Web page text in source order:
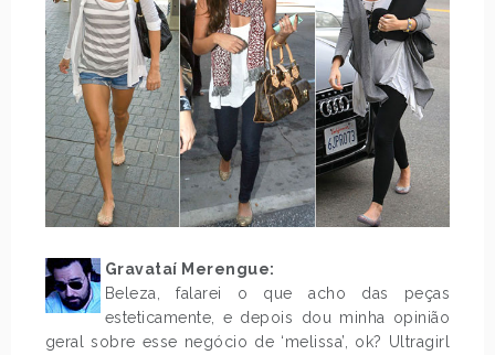
Gravataí Merengue:
Beleza, falarei o que acho das peças
esteticamente, e depois dou minha opinião
geral sobre esse negócio de ‘melissa’, ok? Ultragirl